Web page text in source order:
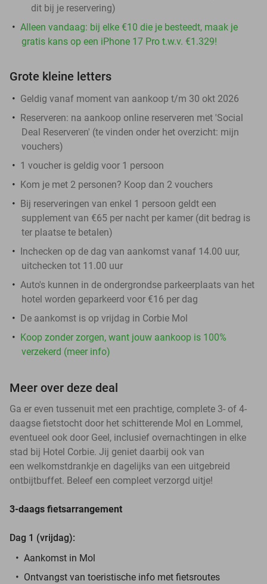
dit bij je reservering)
Alleen vandaag: bij elke €10 die je besteedt, maak je
gratis kans op een iPhone 17 Pro t.w.v. €1.329!
Grote kleine letters
Geldig vanaf moment van aankoop t/m 30 okt 2026
Reserveren: na aankoop online reserveren met 'Social
Deal Reserveren' (te vinden onder het overzicht: mijn
vouchers)
1 voucher is geldig voor 1 persoon
Kom je met 2 personen? Koop dan 2 vouchers
Bij reserveringen van enkel 1 persoon geldt een
supplement van €65 per nacht per kamer (dit bedrag is
ter plaatse te betalen)
Inchecken op de dag van aankomst vanaf 14.00 uur,
uitchecken tot 11.00 uur
Auto's kunnen in de ondergrondse parkeerplaats van het
hotel worden geparkeerd voor €16 per dag
De aankomst is op vrijdag in Corbie Mol
Koop zonder zorgen, want jouw aankoop is 100%
verzekerd (meer info)
Meer over deze deal
Ga er even tussenuit met een prachtige, complete 3- of 4-
daagse fietstocht door het schitterende Mol en Lommel,
eventueel ook door Geel, inclusief overnachtingen in elke
stad bij Hotel Corbie. Jij geniet daarbij ook van
een welkomstdrankje en dagelijks van een uitgebreid
ontbijtbuffet. Beleef een compleet verzorgd uitje!
3-daags fietsarrangement
Dag 1 (vrijdag):
Aankomst in Mol
Ontvangst van toeristische info met fietsroutes